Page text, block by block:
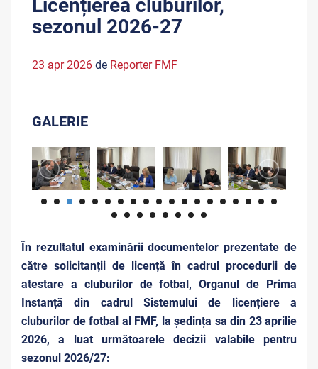
Licențierea cluburilor,
sezonul 2026-27
23 apr 2026 de Reporter FMF
GALERIE
În rezultatul examinării documentelor prezentate de
către solicitanții de licență în cadrul procedurii de
atestare a cluburilor de fotbal, Organul de Prima
Instanță din cadrul Sistemului de licențiere a
cluburilor de fotbal al FMF, la ședința sa din 23 aprilie
2026, a luat următoarele decizii valabile pentru
sezonul 2026/27: